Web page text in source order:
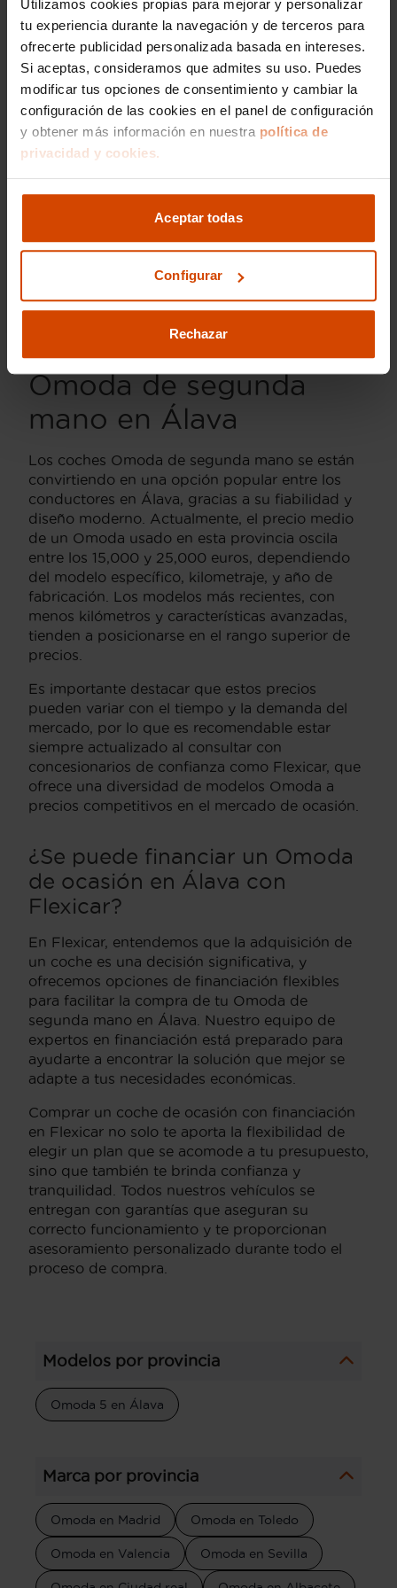
Utilizamos cookies propias para mejorar y personalizar
tu experiencia durante la navegación y de terceros para
ofrecerte publicidad personalizada basada en intereses.
Si aceptas, consideramos que admites su uso. Puedes
modificar tus opciones de consentimiento y cambiar la
configuración de las cookies en el panel de configuración
y obtener más información en nuestra política de
privacidad y cookies.
Aceptar todas
Configurar
Rechazar
para conductores que buscan dinamismo.
Omoda también ha incorporado versiones
híbridas en algunos de sus modelos, que
combinan la potencia de un motor de
combustión con la eficiencia de un motor
eléctrico. Esta opción es ideal para quienes
buscan un balance entre economía y
sostenibilidad.
Todos los coches de segunda mano de Omoda
en Flexicar son revisados minuciosamente para
garantizar que cada cliente reciba un vehículo
en impecables condiciones. Nuestra prioridad es
ofrecerte un coche en el que puedas confiar, con
el respaldo de nuestra garantía.
Precio medio de los
Omoda de segunda
mano en Álava
Los coches Omoda de segunda mano se están
convirtiendo en una opción popular entre los
conductores en Álava, gracias a su fiabilidad y
diseño moderno. Actualmente, el precio medio
de un Omoda usado en esta provincia oscila
entre los 15,000 y 25,000 euros, dependiendo
del modelo específico, kilometraje, y año de
fabricación. Los modelos más recientes, con
menos kilómetros y características avanzadas,
tienden a posicionarse en el rango superior de
precios.
Es importante destacar que estos precios
pueden variar con el tiempo y la demanda del
mercado, por lo que es recomendable estar
siempre actualizado al consultar con
concesionarios de confianza como Flexicar, que
ofrece una diversidad de modelos Omoda a
precios competitivos en el mercado de ocasión.
¿Se puede financiar un Omoda
de ocasión en Álava con
Flexicar?
En Flexicar, entendemos que la adquisición de
un coche es una decisión significativa, y
ofrecemos opciones de financiación flexibles
para facilitar la compra de tu Omoda de
segunda mano en Álava. Nuestro equipo de
expertos en financiación está preparado para
ayudarte a encontrar la solución que mejor se
adapte a tus necesidades económicas.
Comprar un coche de ocasión con financiación
en Flexicar no solo te aporta la flexibilidad de
elegir un plan que se acomode a tu presupuesto,
sino que también te brinda confianza y
tranquilidad. Todos nuestros vehículos se
entregan con garantías que aseguran su
correcto funcionamiento y te proporcionan
asesoramiento personalizado durante todo el
proceso de compra.
Modelos por provincia
Omoda 5 en Álava
Marca por provincia
Omoda en Madrid Omoda en Toledo
Omoda en Valencia Omoda en Sevilla